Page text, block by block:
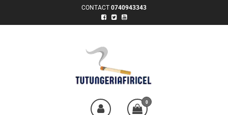
CONTACT 0740943343
TUTUNGERIA FIRICEL
pungă
0